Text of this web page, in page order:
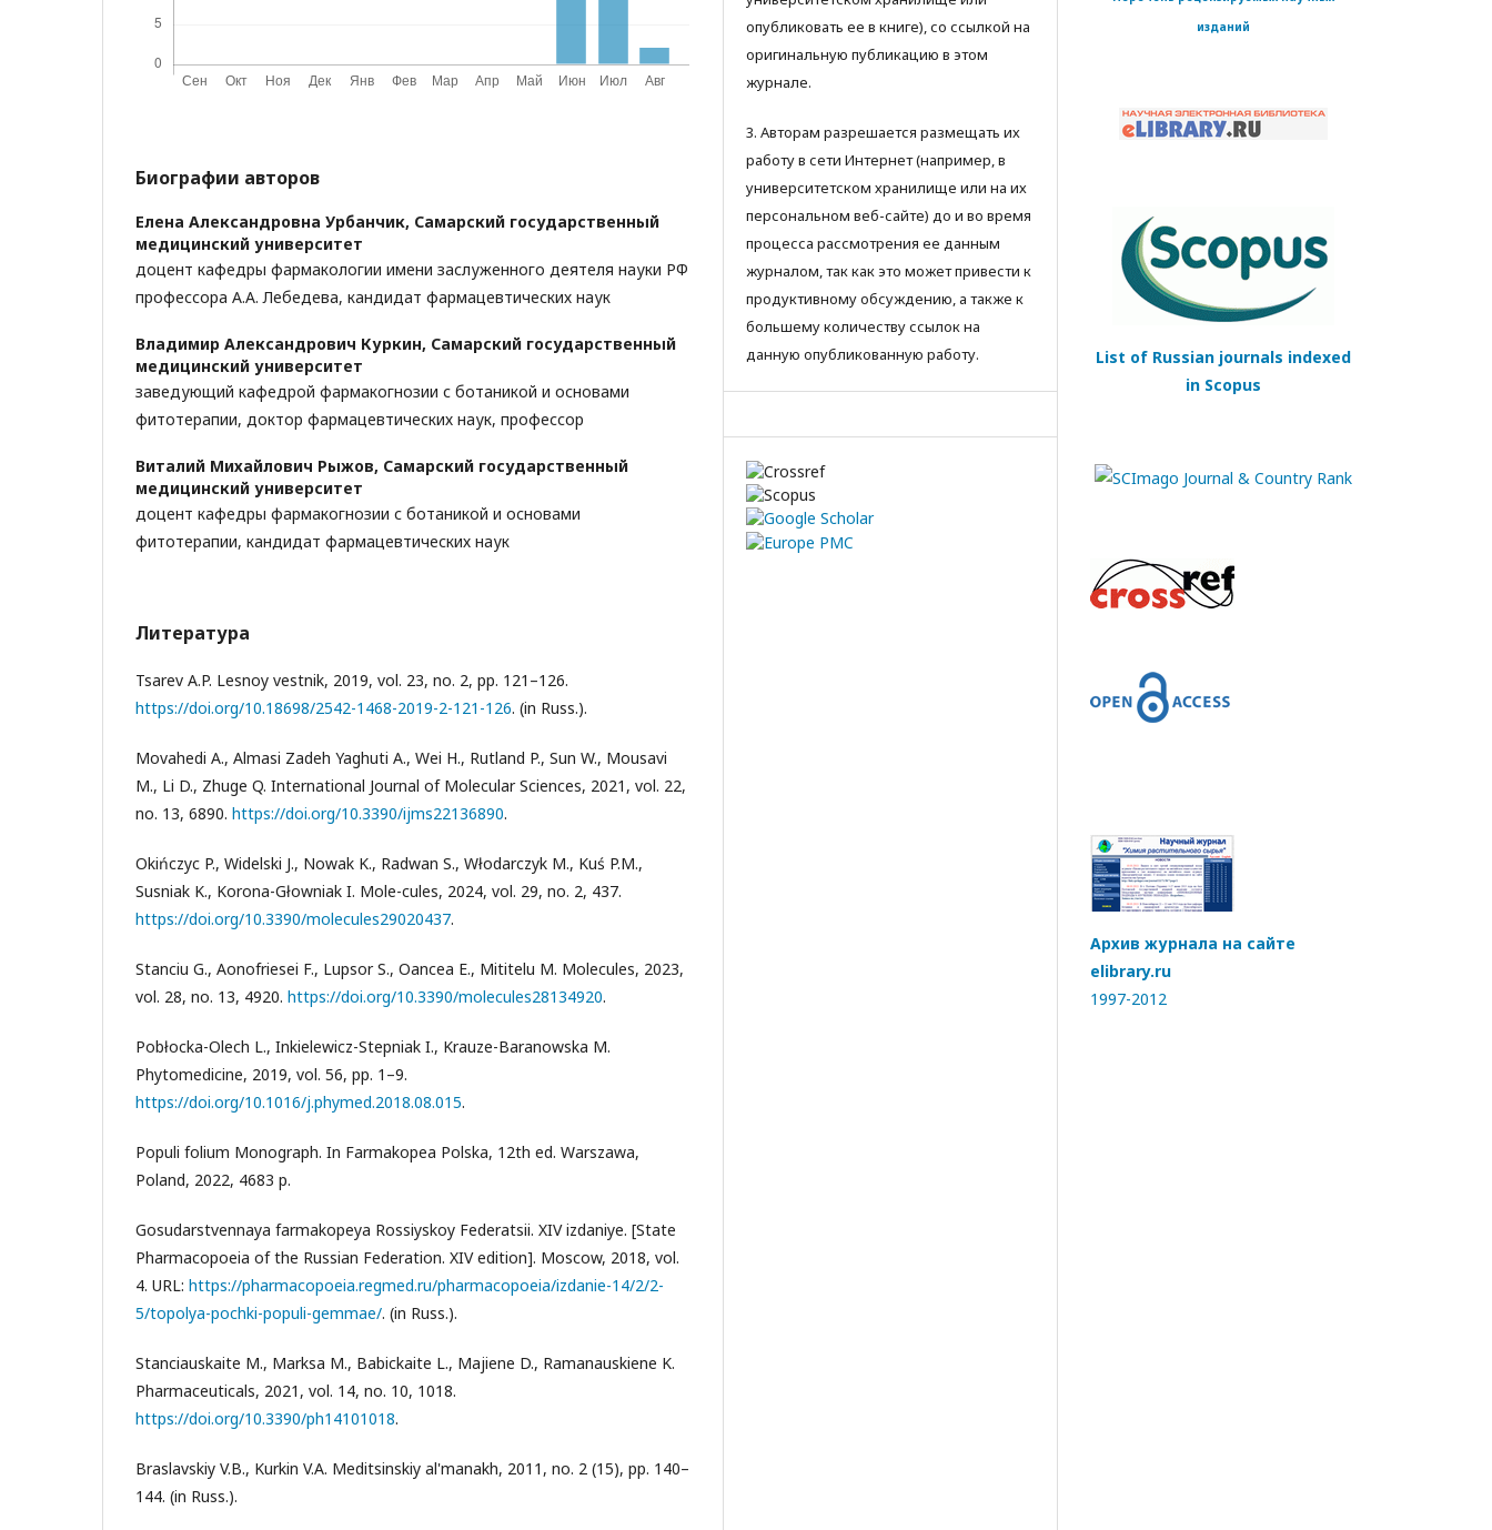
Биографии авторов
Елена Александровна Урбанчик, Самарский государственный
медицинский университет
доцент кафедры фармакологии имени заслуженного деятеля науки РФ
профессора А.А. Лебедева, кандидат фармацевтических наук
Владимир Александрович Куркин, Самарский государственный
медицинский университет
заведующий кафедрой фармакогнозии с ботаникой и основами
фитотерапии, доктор фармацевтических наук, профессор
Виталий Михайлович Рыжов, Самарский государственный
медицинский университет
доцент кафедры фармакогнозии с ботаникой и основами
фитотерапии, кандидат фармацевтических наук
Литература
Tsarev A.P. Lesnoy vestnik, 2019, vol. 23, no. 2, pp. 121–126.
https://doi.org/10.18698/2542-1468-2019-2-121-126. (in Russ.).
Movahedi A., Almasi Zadeh Yaghuti A., Wei H., Rutland P., Sun W., Mousavi
M., Li D., Zhuge Q. International Journal of Molecular Sciences, 2021, vol. 22,
no. 13, 6890. https://doi.org/10.3390/ijms22136890.
Okińczyc P., Widelski J., Nowak K., Radwan S., Włodarczyk M., Kuś P.M.,
Susniak K., Korona-Głowniak I. Mole-cules, 2024, vol. 29, no. 2, 437.
https://doi.org/10.3390/molecules29020437.
Stanciu G., Aonofriesei F., Lupsor S., Oancea E., Mititelu M. Molecules, 2023,
vol. 28, no. 13, 4920. https://doi.org/10.3390/molecules28134920.
Pobłocka-Olech L., Inkielewicz-Stepniak I., Krauze-Baranowska M.
Phytomedicine, 2019, vol. 56, pp. 1–9.
https://doi.org/10.1016/j.phymed.2018.08.015.
Populi folium Monograph. In Farmakopea Polska, 12th ed. Warszawa,
Poland, 2022, 4683 p.
Gosudarstvennaya farmakopeya Rossiyskoy Federatsii. XIV izdaniye. [State
Pharmacopoeia of the Russian Federation. XIV edition]. Moscow, 2018, vol.
4. URL: https://pharmacopoeia.regmed.ru/pharmacopoeia/izdanie-14/2/2-
5/topolya-pochki-populi-gemmae/. (in Russ.).
Stanciauskaite M., Marksa M., Babickaite L., Majiene D., Ramanauskiene K.
Pharmaceuticals, 2021, vol. 14, no. 10, 1018.
https://doi.org/10.3390/ph14101018.
Braslavskiy V.B., Kurkin V.A. Meditsinskiy al'manakh, 2011, no. 2 (15), pp. 140–
144. (in Russ.).
опубликовать ее в книге), со ссылкой на
оригинальную публикацию в этом
журнале.
3. Авторам разрешается размещать их
работу в сети Интернет (например, в
университетском хранилище или на их
персональном веб-сайте) до и во время
процесса рассмотрения ее данным
журналом, так как это может привести к
продуктивному обсуждению, а также к
большему количеству ссылок на
данную опубликованную работу.
изданий
List of Russian journals indexed
in Scopus
Архив журнала на сайте
elibrary.ru
1997-2012